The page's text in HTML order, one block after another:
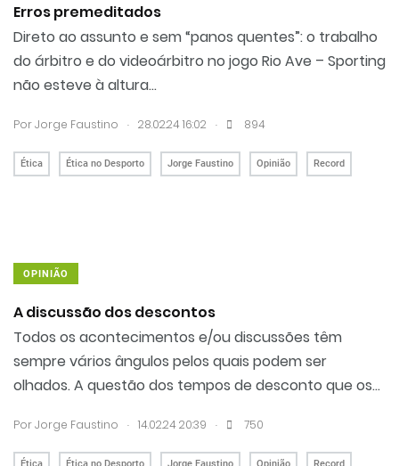
Erros premeditados
Direto ao assunto e sem “panos quentes”: o trabalho
do árbitro e do videoárbitro no jogo Rio Ave – Sporting
não esteve à altura...
PorJorge Faustino . 28.02.24 16:02 . 894
Ética Ética no Desporto Jorge Faustino Opinião Record
OPINIÃO
A discussão dos descontos
Todos os acontecimentos e/ou discussões têm
sempre vários ângulos pelos quais podem ser
olhados. A questão dos tempos de desconto que os...
PorJorge Faustino . 14.02.24 20:39 . 750